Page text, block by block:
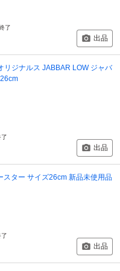
了
出品
リジナルス JABBAR LOW ジャバ
了
出品
スター サイズ26cm 新品未使用品
了
出品